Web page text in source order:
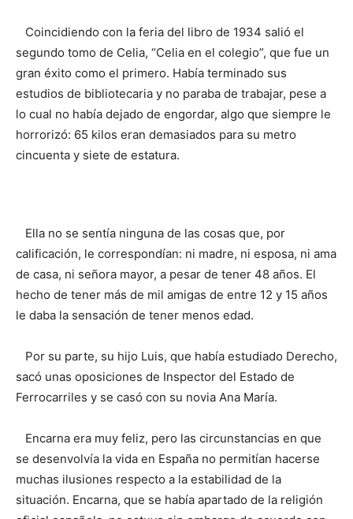
Coincidiendo con la feria del libro de 1934 salió el
segundo tomo de Celia, “Celia en el colegio”, que fue un
gran éxito como el primero. Había terminado sus
estudios de bibliotecaria y no paraba de trabajar, pese a
lo cual no había dejado de engordar, algo que siempre le
horrorizó: 65 kilos eran demasiados para su metro
cincuenta y siete de estatura.
Ella no se sentía ninguna de las cosas que, por
calificación, le correspondían: ni madre, ni esposa, ni ama
de casa, ni señora mayor, a pesar de tener 48 años. El
hecho de tener más de mil amigas de entre 12 y 15 años
le daba la sensación de tener menos edad.
Por su parte, su hijo Luis, que había estudiado Derecho,
sacó unas oposiciones de Inspector del Estado de
Ferrocarriles y se casó con su novia Ana María.
Encarna era muy feliz, pero las circunstancias en que
se desenvolvía la vida en España no permitían hacerse
muchas ilusiones respecto a la estabilidad de la
situación. Encarna, que se había apartado de la religión